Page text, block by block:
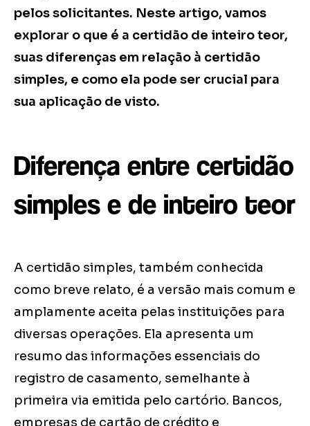
pelos solicitantes. Neste artigo, vamos
explorar o que é a certidão de inteiro teor,
suas diferenças em relação à certidão
simples, e como ela pode ser crucial para
sua aplicação de visto.
Diferença entre certidão
simples e de inteiro teor
A certidão simples, também conhecida
como breve relato, é a versão mais comum e
amplamente aceita pelas instituições para
diversas operações. Ela apresenta um
resumo das informações essenciais do
registro de casamento, semelhante à
primeira via emitida pelo cartório. Bancos,
empresas de cartão de crédito e